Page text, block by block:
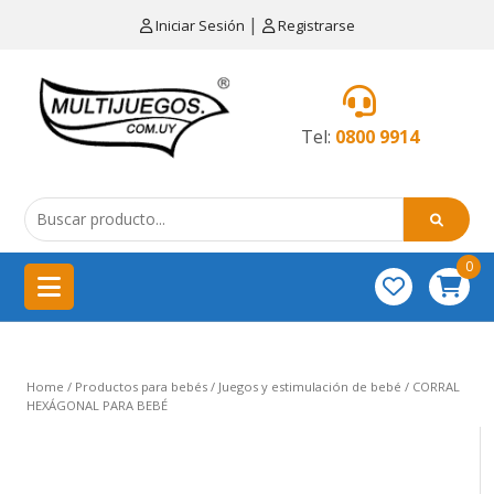
Iniciar Sesión | Registrarse
Tel: 0800 9914
MENÚ
de
cocina
China
importación
Educativos
0
Home / Productos para bebés / Juegos y estimulación de bebé / CORRAL
HEXÁGONAL PARA BEBÉ